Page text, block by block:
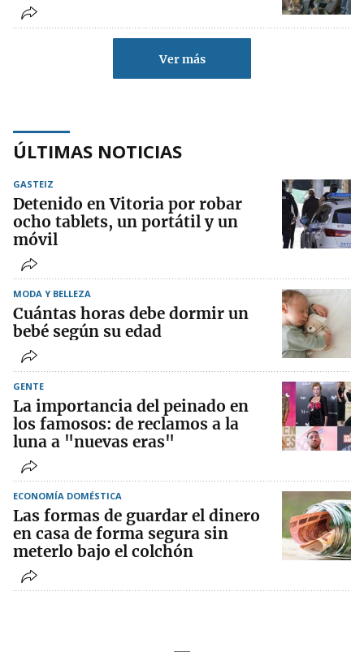
Ver más
ÚLTIMAS NOTICIAS
GASTEIZ
Detenido en Vitoria por robar
ocho tablets, un portátil y un
móvil
MODA Y BELLEZA
Cuántas horas debe dormir un
bebé según su edad
GENTE
La importancia del peinado en
los famosos: de reclamos a la
luna a "nuevas eras"
ECONOMÍA DOMÉSTICA
Las formas de guardar el dinero
en casa de forma segura sin
meterlo bajo el colchón